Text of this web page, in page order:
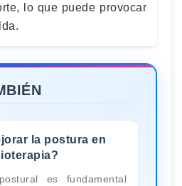
lo que puede provocar
la postura en
es fundamental